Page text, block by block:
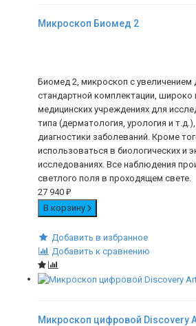
Микроскоп Биомед 2
Биомед 2, микроскоп с увеличением
стандартной комплектации, широко
медицинских учреждениях для
типа (дерматология, урология и
диагностики заболеваний. Кроме
использоваться в биологических и
исследованиях. Все наблюдения
светлого поля в проходящем свете.
27 940 ₽
В корзину
Добавить в избранное
Добавить к сравнению
Микроскоп цифровой Discovery